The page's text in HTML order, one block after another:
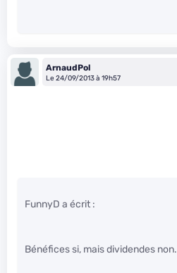
ArnaudPol
Le 24/09/2013 à 19h57
FunnyD a écrit :
Bénéfices si, mais dividendes non.